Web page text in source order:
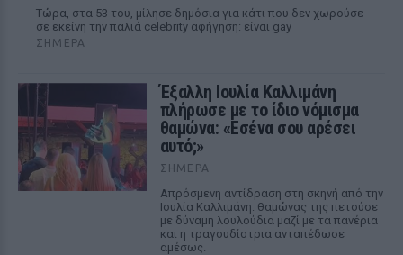
Τώρα, στα 53 του, μίλησε δημόσια για κάτι που δεν χωρούσε
σε εκείνη την παλιά celebrity αφήγηση: είναι gay
ΣΉΜΕΡΑ
Έξαλλη Ιουλία Καλλιμάνη
πλήρωσε με το ίδιο νόμισμα
θαμώνα: «Εσένα σου αρέσει
αυτό;»
ΣΉΜΕΡΑ
Απρόσμενη αντίδραση στη σκηνή από την
Ιουλία Καλλιμάνη: θαμώνας της πετούσε
με δύναμη λουλούδια μαζί με τα πανέρια
και η τραγουδίστρια ανταπέδωσε
αμέσως.